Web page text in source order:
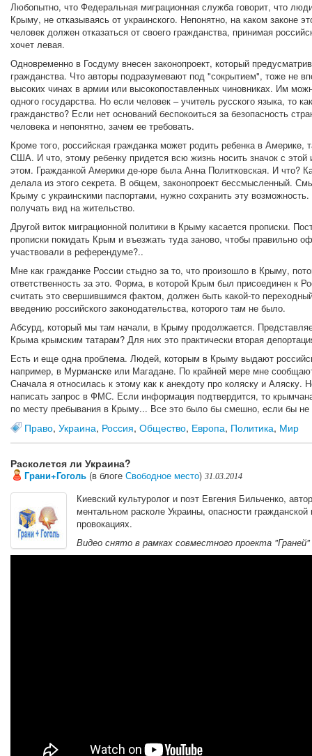
Любопытно, что Федеральная миграционная служба говорит, что
Крыму, не отказываясь от украинского. Непонятно, на каком законе
человек должен отказаться от своего гражданства, принимая
хочет левая.
Одновременно в Госдуму внесен законопроект, который
гражданства. Что авторы подразумевают под "сокрытием", тоже не
высоких чинах в армии или высокопоставленных чиновниках. Им
одного государства. Но если человек – учитель русского языка, то
гражданство? Если нет оснований беспокоиться за безопасность
человека и непонятно, зачем ее требовать.
Кроме того, российская гражданка может родить ребенка в Америке,
США. И что, этому ребенку придется всю жизнь носить значок с
этом. Гражданкой Америки де-юре была Анна Политковская. И что?
делала из этого секрета. В общем, законопроект бессмысленный.
Крыму с украинскими паспортами, нужно сохранить эту
получать вид на жительство.
Другой виток миграционной политики в Крыму касается прописки.
прописки покидать Крым и въезжать туда заново, чтобы правильно
участвовали в референдуме?..
Мне как гражданке России стыдно за то, что произошло в Крыму,
ответственность за это. Форма, в которой Крым был присоединен к
считать это свершившимся фактом, должен быть какой-то
введению российского законодательства, которого там не было.
Абсурд, который мы там начали, в Крыму продолжается.
Крыма крымским татарам? Для них это практически вторая
Есть и еще одна проблема. Людей, которым в Крыму выдают
например, в Мурманске или Магадане. По крайней мере мне
Сначала я относилась к этому как к анекдоту про коляску и Аляску.
написать запрос в ФМС. Если информация подтвердится, то
по месту пребывания в Крыму... Все это было бы смешно, если бы
Право, Украина, Россия, Общество, Европа, Политика, Мир
Расколется ли Украина?
Грани+Гоголь (в блоге Свободное место) 31.03.2014
Киевский культуролог и поэт Евгения Бильченко,
ментальном расколе Украины, опасности
провокациях.
Видео снято в рамках совместного проекта